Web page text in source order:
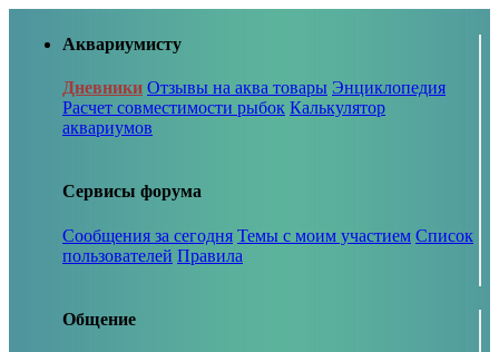
Аквариумисту
Дневники Отзывы на аква товары Энциклопедия
Расчет совместимости рыбок Калькулятор
аквариумов
Сервисы форума
Сообщения за сегодня Темы с моим участием Список
пользователей Правила
Общение